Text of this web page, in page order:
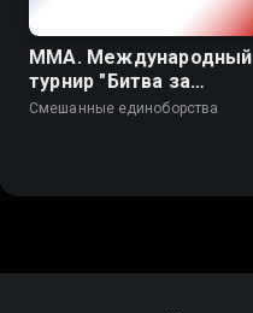
ММА. Международный
турнир "Битва за
Рязань – 2026"
Смешанные единоборства